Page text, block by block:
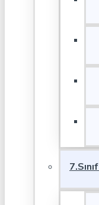
7.Sınıf